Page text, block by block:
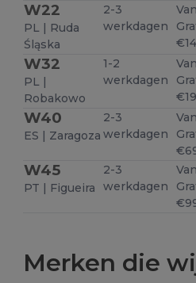
W22
PL | Ruda
Śląska
2-3
werkdagen
W32
PL |
Robakowo
1-2
werkdagen
W40
ES | Zaragoza
2-3
werkdagen
W45
PT | Figueira
2-3
werkdagen
Merken die